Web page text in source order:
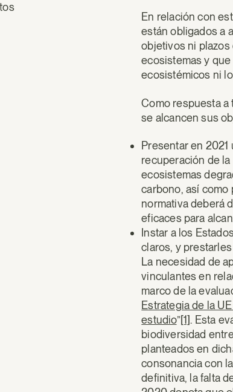
En relación con
están obligados a
objetivos ni
ecosistemas y
ecosistémicos ni
Como respuesta
se alcancen sus
Presentar en
recuperación de
ecosistemas
carbono, así como
normativa deberá
eficaces para
Instar a los
claros, y
La necesidad de
vinculantes en
marco de la
Estrategia de la
estudio”[1]. Esta
biodiversidad
planteados en
consonancia con
definitiva, la falta